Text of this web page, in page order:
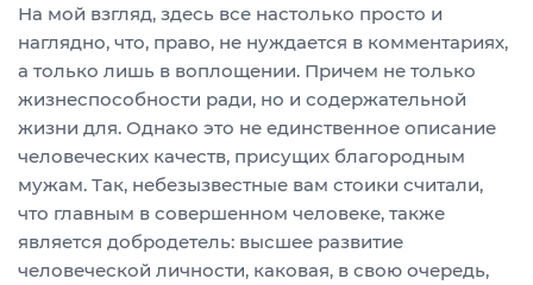
На мой взгляд, здесь все настолько просто и
наглядно, что, право, не нуждается в комментариях,
а только лишь в воплощении. Причем не только
жизнеспособности ради, но и содержательной
жизни для. Однако это не единственное описание
человеческих качеств, присущих благородным
мужам. Так, небезызвестные вам стоики считали,
что главным в совершенном человеке, также
является добродетель: высшее развитие
человеческой личности, каковая, в свою очередь,